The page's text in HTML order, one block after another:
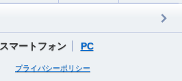
スマートフォン PC
プライバシーポリシー